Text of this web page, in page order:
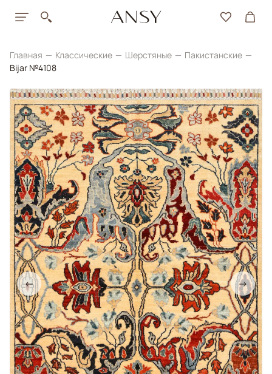
Главная Классические Шерстяные
Пакистанские
Bijar №4108
← →